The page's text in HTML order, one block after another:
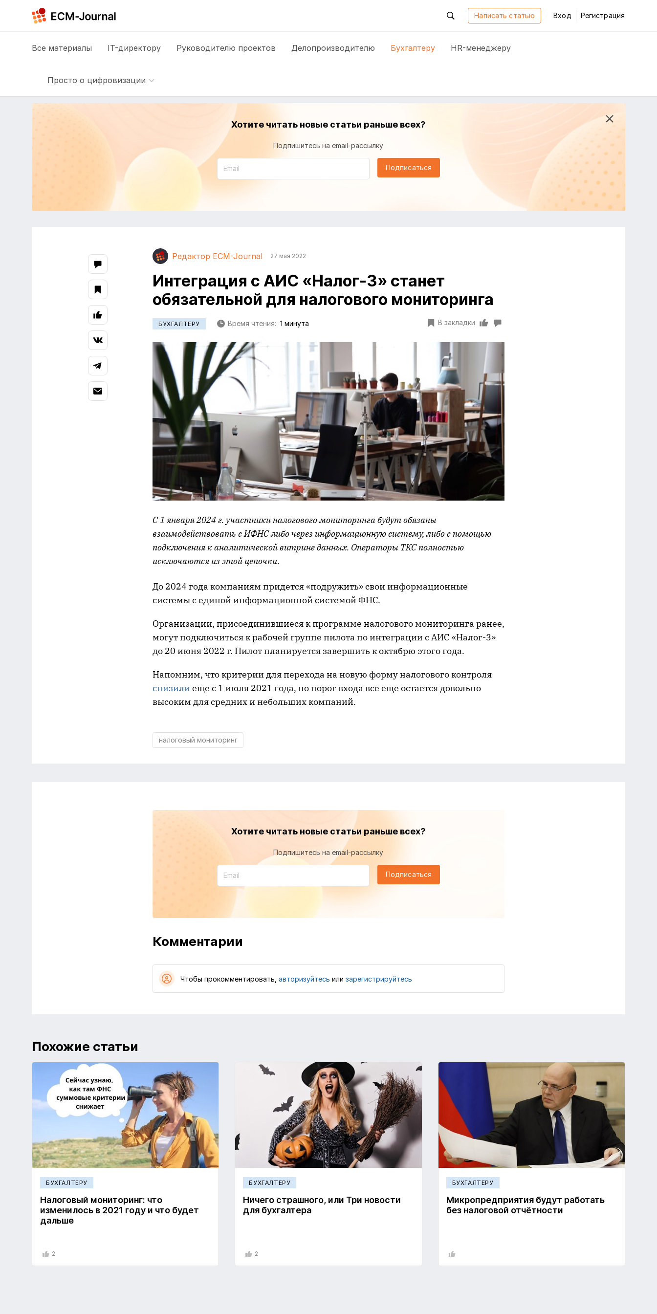
Написать статью Вход Регистрация
Все материалы IT-директору Руководителю проектов Делопроизводителю Бухгалтеру HR-менеджеру
Просто о цифровизации
Хотите читать новые статьи раньше всех?
Подпишитесь на email-рассылку
Подписаться
Редактор ECM-Journal 27 мая 2022
Интеграция с АИС «Налог-3» станет
обязательной для налогового мониторинга
БУХГАЛТЕРУ Время чтения: 1 минута В закладки
С 1 января 2024 г. участники налогового мониторинга будут обязаны
взаимодействовать с ИФНС либо через информационную систему, либо с помощью
подключения к аналитической витрине данных. Операторы ТКС полностью
исключаются из этой цепочки.
До 2024 года компаниям придется «подружить» свои информационные
системы с единой информационной системой ФНС.
Организации, присоединившиеся к программе налогового мониторинга ранее,
могут подключиться к рабочей группе пилота по интеграции с АИС «Налог-3»
до 20 июня 2022 г. Пилот планируется завершить к октябрю этого года.
Напомним, что критерии для перехода на новую форму налогового контроля
снизили еще с 1 июля 2021 года, но порог входа все еще остается довольно
высоким для средних и небольших компаний.
налоговый мониторинг
Хотите читать новые статьи раньше всех?
Подпишитесь на email-рассылку
Подписаться
Комментарии
Чтобы прокомментировать, авторизуйтесь или зарегистрируйтесь
Похожие статьи
БУХГАЛТЕРУ
Налоговый мониторинг: что
изменилось в 2021 году и что будет
дальше
2
БУХГАЛТЕРУ
Ничего страшного, или Три новости
для бухгалтера
2
БУХГАЛТЕРУ
Микропредприятия будут работать
без налоговой отчётности